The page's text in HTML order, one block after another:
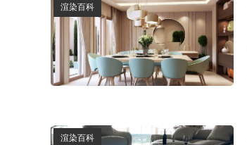
渲染百科
渲染百科